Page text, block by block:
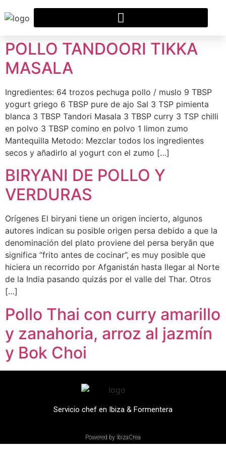
POLLO TANDOORI TIKKA
MASALA
Ingredientes: 64 trozos pechuga pollo / muslo 9 TBSP
yogurt griego 6 TBSP pure de ajo Sal 3 TSP pimienta
blanca 3 TBSP Tandori Masala 3 TBSP curry 3 TSP chilli
en polvo 3 TBSP comino en polvo 1 limon zumo
Mantequilla Metodo: Mezclar todos los ingredientes
secos y añadirlo al yogurt con el zumo […]
BIRYANI DE POLLO Y
VERDURAS
Orígenes El biryani tiene un origen incierto, algunos
autores indican su posible origen persa debido a que la
denominación del plato proviene del persa beryān que
significa “frito antes de cocinar”, es muy posible que
hiciera un recorrido por Afganistán hasta llegar al Norte
de la India pasando quizás por el valle del Thar. Otros
[…]
Pollo Thai con curry amarillo
y zanahoria, arroz al jazmín
y Bok Choi
Servicio chef en Ibiza & Formentera
Powered by IbizaCrea